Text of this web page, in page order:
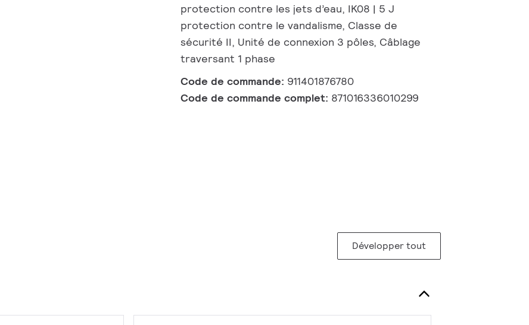
protection contre les jets d’eau, IK08 | 5 J
protection contre le vandalisme, Classe de
sécurité II, Unité de connexion 3 pôles, Câblage
traversant 1 phase
Code de commande: 911401876780
Code de commande complet: 871016336010299
Développer tout